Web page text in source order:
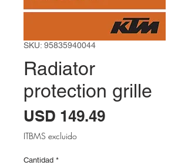
SKU: 95835940044
Radiator
protection grille
USD 149.49Precio
ITBMS excluido
Cantidad *